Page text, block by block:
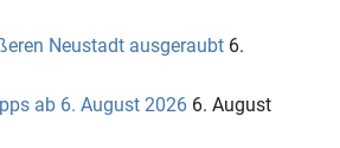
Neustadt ausgeraubt 6.
ab 6. August 2026 6. August